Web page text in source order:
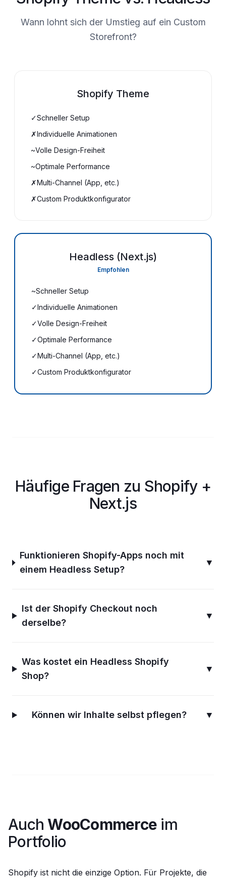
Wann lohnt sich der Umstieg auf ein Custom
Storefront?
Shopify Theme
✓
Ja:
Schneller Setup
✗
Nein:
Individuelle Animationen
~
Teilweise:
Volle Design-Freiheit
~
Teilweise:
Optimale Performance
✗
Nein:
Multi-Channel (App, etc.)
✗
Nein:
Custom Produktkonfigurator
Headless (Next.js)
Empfohlen
~
Teilweise:
Schneller Setup
✓
Ja:
Individuelle Animationen
✓
Ja :
Volle Design-Freiheit
✓
Ja:
Optimale Performance
✓
Ja:
Multi-Channel (App, etc.)
✓
Ja:
Custom Produktkonfigurator
Häufige Fragen zu Shopify +
Next.js
Funktionieren Shopify-Apps noch mit
einem Headless Setup?
▼
Ist der Shopify Checkout noch
derselbe?
▼
Was kostet ein Headless Shopify
Shop?
▼
Können wir Inhalte selbst pflegen? ▼
AuchWooCommerce im
Portfolio
Shopify ist nicht die einzige Option. Für Projekte, die